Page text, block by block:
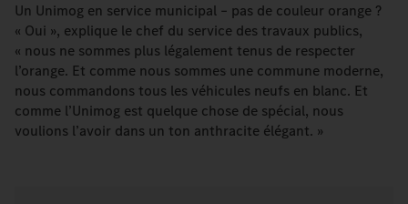
Un Unimog en service municipal – pas de couleur orange ?
« Oui », explique le chef du service des travaux publics,
« nous ne sommes plus légalement tenus de respecter
l’orange. Et comme nous sommes une commune moderne,
nous commandons tous les véhicules neufs en blanc. Et
comme l’Unimog est quelque chose de spécial, nous
voulions l’avoir dans un ton anthracite élégant. »